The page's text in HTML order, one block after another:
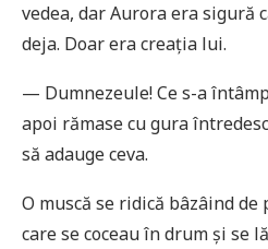
vedea, dar Aurora era sigură
deja. Doar era creația lui.
— Dumnezeule! Ce s-a
apoi rămase cu gura
să adauge ceva.
O muscă se ridică bâzâind
care se coceau în drum și se